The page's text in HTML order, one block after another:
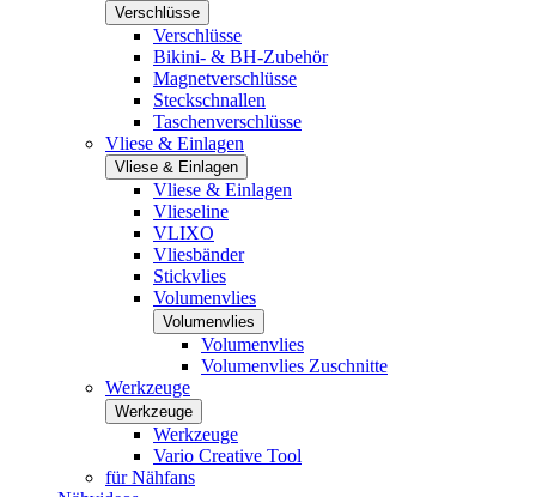
Verschlüsse
Verschlüsse
Bikini- & BH-Zubehör
Magnetverschlüsse
Steckschnallen
Taschenverschlüsse
Vliese & Einlagen
Vliese & Einlagen
Vliese & Einlagen
Vlieseline
VLIXO
Vliesbänder
Stickvlies
Volumenvlies
Volumenvlies
Volumenvlies
Volumenvlies Zuschnitte
Werkzeuge
Werkzeuge
Werkzeuge
Vario Creative Tool
für Nähfans